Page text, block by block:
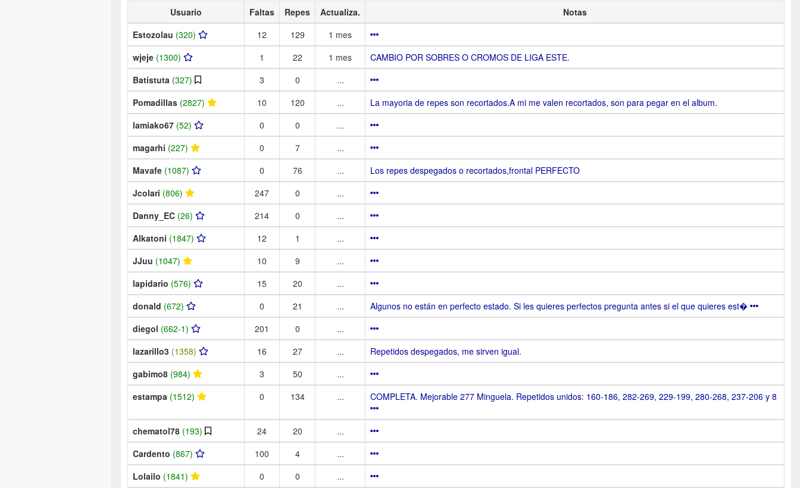
Usuario Faltas Repes Actualiza.
Notas
Estozolau (320) 12 129
1 mes
wjeje (1300) 1 22 1 mes
CAMBIO POR SOBRES O CROMOS DE LIGA ESTE.
Batistuta (327) 3 0
...
Pomadillas (2827) 10 120 ...
La mayoria de repes son recortados.A mi me valen recortados, son para pegar en el album.
lamiako67 (52) 0 0
...
magarhi (227) 0 7
...
Mavafe (1087) 0 76 ...
Los repes despegados o recortados,frontal PERFECTO
Jcolari (806) 247 0
...
Danny_EC (26) 214 0
...
Alkatoni (1847) 12 1
...
JJuu (1047) 10 9
...
lapidario (576) 15 20
...
donald (672) 0 21 ...
Algunos no están en perfecto estado. Si les quieres perfectos pregunta antes si el que quieres est�
diegol (662-1) 201 0
...
lazarillo3 (1358) 16 27 ...
Repetidos despegados, me sirven igual.
gabimo8 (984) 3 50
...
estampa (1512) 0 134 ... COMPLETA. Mejorable 277 Minguela. Repetidos unidos: 160-186, 282-269, 229-199, 280-268, 237-206 y 8
chematol78 (193) 24 20
...
Cardento (867) 100 4
...
Lolailo (1841) 0 0
...